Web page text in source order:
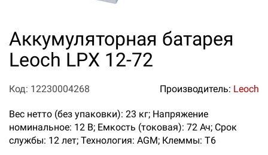
Аккумуляторная батарея
Leoch LPX 12-72
Код: 12230004268 Производитель: Leoch
Вес нетто (без упаковки): 23 кг; Напряжение
номинальное: 12 В; Емкость (токовая): 72 Ач; Срок
службы: 12 лет; Технология: AGM; Клеммы: T6